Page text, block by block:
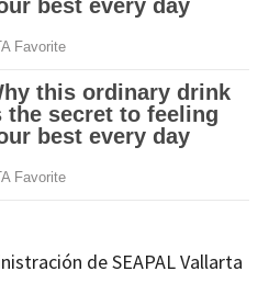
de SEAPAL Vallarta